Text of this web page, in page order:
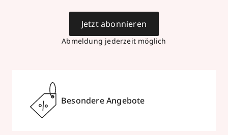
Abmeldung jederzeit möglich
Jetzt abonnieren
Besondere Angebote